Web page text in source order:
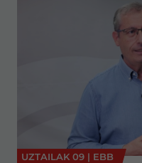
UZTAILAK 09 | EBB